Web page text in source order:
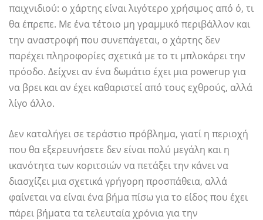
παιχνιδιού: ο χάρτης είναι λιγότερο χρήσιμος από ό, τι
θα έπρεπε. Με ένα τέτοιο μη γραμμικό περιβάλλον και
την αναστροφή που συνεπάγεται, ο χάρτης δεν
παρέχει πληροφορίες σχετικά με το τι μπλοκάρει την
πρόοδο. Δείχνει αν ένα δωμάτιο έχει μια powerup για
να βρει και αν έχει καθαριστεί από τους εχθρούς, αλλά
λίγο άλλο.
Δεν καταλήγει σε τεράστιο πρόβλημα, γιατί η περιοχή
που θα εξερευνήσετε δεν είναι πολύ μεγάλη και η
ικανότητα των κοριτσιών να πετάξει την κάνει να
διασχίζει μια σχετικά γρήγορη προσπάθεια, αλλά
φαίνεται να είναι ένα βήμα πίσω για το είδος που έχει
πάρει βήματα τα τελευταία χρόνια για την